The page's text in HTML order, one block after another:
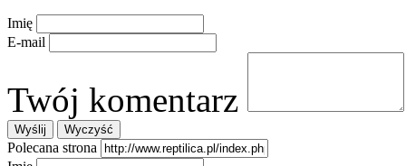
Imię
E-mail
Twój komentarz
Polecana strona